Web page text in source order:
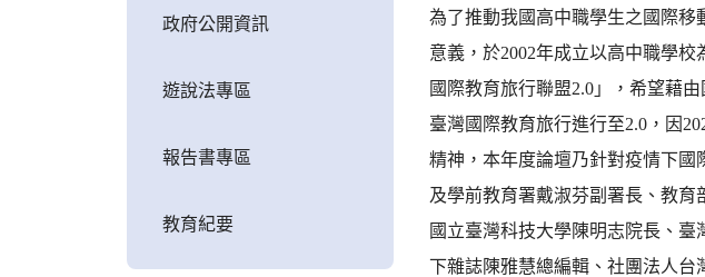
政府公開資訊
遊說法專區
報告書專區
教育紀要
為了推動我國高中職學生之國際移
意義，於2002年成立以高中職學
國際教育旅行聯盟2.0」，希望藉
臺灣國際教育旅行進行至2.0，因
精神，本年度論壇乃針對疫情下
及學前教育署戴淑芬副署長、教
國立臺灣科技大學陳明志院長、
下雜誌陳雅慧總編輯、社團法人台